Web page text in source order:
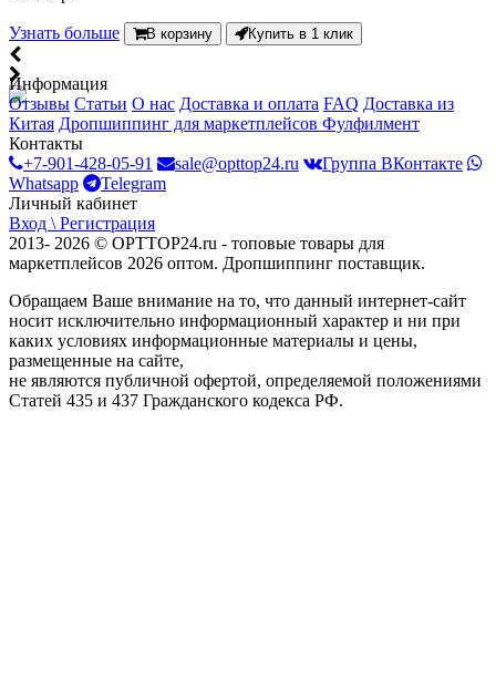
Узнать больше В корзину Купить в 1 клик
Информация
Отзывы Статьи О нас Доставка и оплата FAQ Доставка из
Китая Дропшиппинг для маркетплейсов Фулфилмент
Контакты
+7-901-428-05-91
sale@opttop24.ru
Группа ВКонтакте
Whatsapp
Telegram
Личный кабинет
Вход \ Регистрация
2013- 2026 © OPTTOP24.ru - топовые товары для
маркетплейсов 2026 оптом. Дропшиппинг поставщик.
Обращаем Ваше внимание на то, что данный интернет-сайт
носит исключительно информационный характер и ни при
каких условиях информационные материалы и цены,
размещенные на сайте,
не являются публичной офертой, определяемой положениями
Статей 435 и 437 Гражданского кодекса РФ.